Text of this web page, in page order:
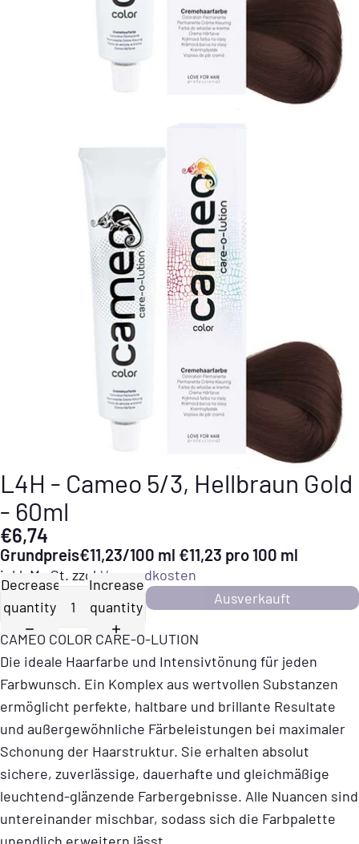
L4H - Cameo 5/3, Hellbraun Gold
- 60ml
€6,74
Grundpreis€11,23/100 ml €11,23 pro 100 ml
inkl. MwSt. zzgl. Versandkosten
Decrease
quantity
Increase
quantity
Ausverkauft
CAMEO COLOR CARE-O-LUTION
Die ideale Haarfarbe und Intensivtönung für jeden
Farbwunsch. Ein Komplex aus wertvollen Substanzen
ermöglicht perfekte, haltbare und brillante Resultate
und außergewöhnliche Färbeleistungen bei maximaler
Schonung der Haarstruktur. Sie erhalten absolut
sichere, zuverlässige, dauerhafte und gleichmäßige
leuchtend-glänzende Farbergebnisse. Alle Nuancen sind
untereinander mischbar, sodass sich die Farbpalette
unendlich erweitern lässt.